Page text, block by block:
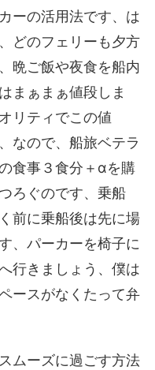
ーの活用法です、は
どのフェリーも夕方
晩ご飯や夜食を船内
まぁまぁ値段しま
リティでこの値
なので、船旅ベテラ
食事３食分＋αを購
ろぐのです、乗船
前に乗船後は先に場
、パーカーを椅子に
行きましょう、僕は
ースがなくたって弁
ムーズに過ごす方法